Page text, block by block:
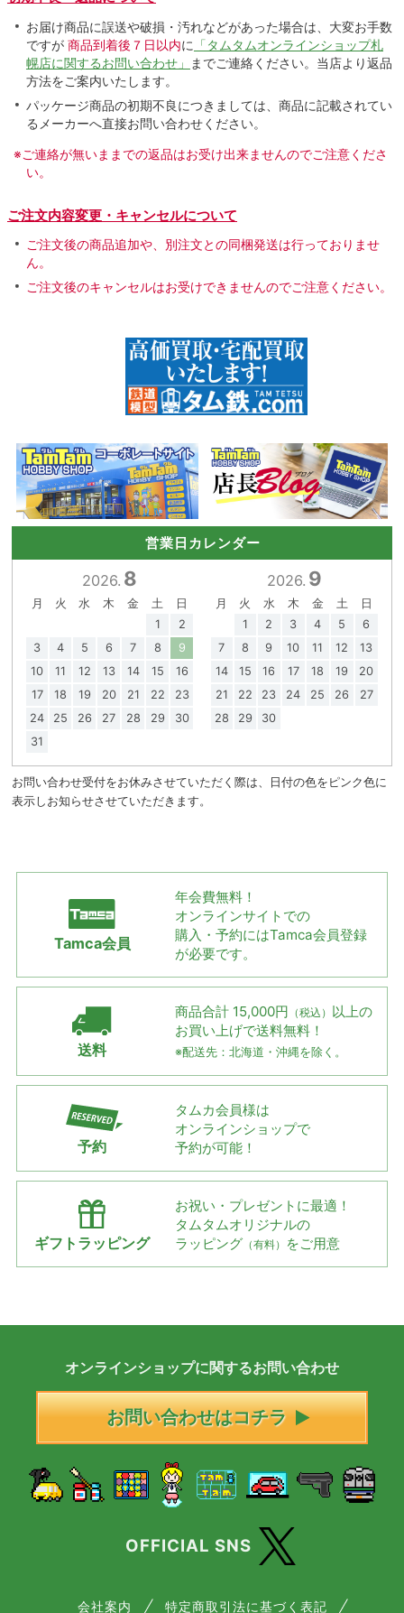
お届け商品に誤送や破損・汚れなどがあった場合は、大変お手数
ですが 商品到着後７日以内に 「タムタムオンラインショップ札
幌店に関するお問い合わせ」
までご連絡ください。当店より返品
方法をご案内いたします。
パッケージ商品の初期不良につきましては、商品に記載されてい
るメーカーへ直接お問い合わせください。
※ご連絡が無いままでの返品はお受け出来ませんのでご注意くださ
い。
ご注文内容変更・キャンセルについて
ご注文後の商品追加や、別注文との同梱発送は行っておりませ
ん。
ご注文後のキャンセルはお受けできませんのでご注意ください。
営業日カレンダー
2026. 8
月 火 水 木 金 土
日
1
2
3
4 5 6 7 8
9
10
11 12 13 14 15
16
17
18 19 20 21 22
23
24
25 26 27 28 29
30
31
2026. 9
月 火 水 木 金 土
日
1
2 3 4 5
6
7
8 9 10 11 12
13
14
15 16 17 18 19
20
21
22 23 24 25 26
27
28
29 30
お問い合わせ受付をお休みさせていただく際は、日付の色をピンク色に
表示しお知らせさせていただきます。
Tamca会員
年会費無料！
オンラインサイトでの
購入・予約にはTamca会員登録
が必要です。
送料
商品合計 15,000円 （税込） 以上の
お買い上げで送料無料！
※配送先：北海道・沖縄を除く。
予約
タムカ会員様は
オンラインショップで
予約が可能！
ギフトラッピング
お祝い・プレゼントに最適！
タムタムオリジナルの
ラッピング （有料） をご用意
オンラインショップに関するお問い合わせ
お問い合わせはコチラ
OFFICIAL SNS
会社案内 特定商取引法に基づく表記